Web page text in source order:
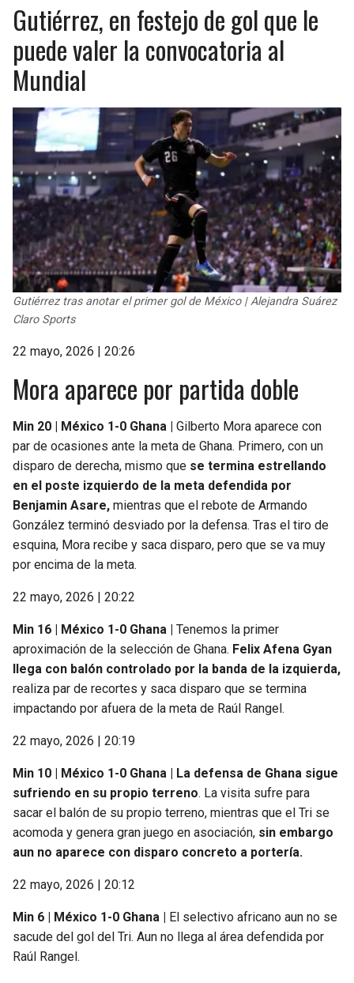
Gutiérrez, en festejo de gol que le
puede valer la convocatoria al
Mundial
Gutiérrez tras anotar el primer gol de México | Alejandra Suárez
Claro Sports
22 mayo, 2026 | 20:26
Mora aparece por partida doble
Min 20 | México 1-0 Ghana | Gilberto Mora aparece con
par de ocasiones ante la meta de Ghana. Primero, con un
disparo de derecha, mismo que se termina estrellando
en el poste izquierdo de la meta defendida por
Benjamin Asare, mientras que el rebote de Armando
González terminó desviado por la defensa. Tras el tiro de
esquina, Mora recibe y saca disparo, pero que se va muy
por encima de la meta.
22 mayo, 2026 | 20:22
Min 16 | México 1-0 Ghana | Tenemos la primer
aproximación de la selección de Ghana. Felix Afena Gyan
llega con balón controlado por la banda de la izquierda,
realiza par de recortes y saca disparo que se termina
impactando por afuera de la meta de Raúl Rangel.
22 mayo, 2026 | 20:19
Min 10 | México 1-0 Ghana | La defensa de Ghana sigue
sufriendo en su propio terreno. La visita sufre para
sacar el balón de su propio terreno, mientras que el Tri se
acomoda y genera gran juego en asociación, sin embargo
aun no aparece con disparo concreto a portería.
22 mayo, 2026 | 20:12
Min 6 | México 1-0 Ghana | El selectivo africano aun no se
sacude del gol del Tri. Aun no llega al área defendida por
Raúl Rangel.